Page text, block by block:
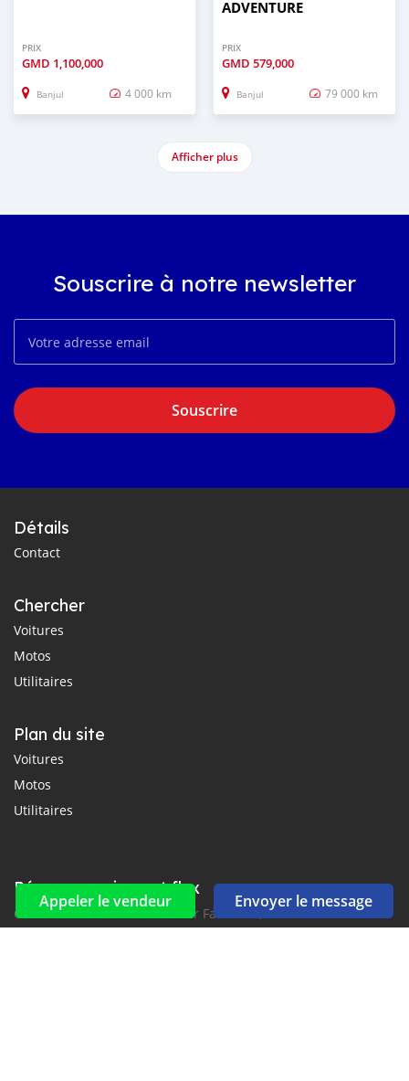
Appeler le vendeur Envoyer le message
PRIX
GMD 1,100,000
Banjul 4 000 km
ADVENTURE
PRIX
GMD 579,000
Banjul 79 000 km
Afficher plus
Souscrire à notre newsletter
Souscrire
Détails
Contact
Chercher
Voitures
Motos
Utilitaires
Plan du site
Voitures
Motos
Utilitaires
Réseaux sociaux et flux
Connectez-vous avec nous sur Facebook, YouTube et Twitter.